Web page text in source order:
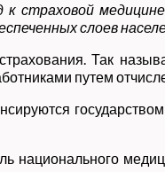
страховой
слоев
Так
путем